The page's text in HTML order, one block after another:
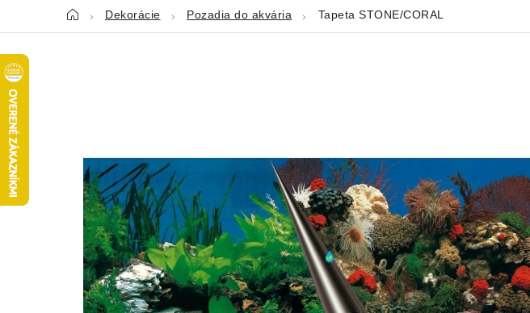
DomovDekorácie Pozadia do akvária Tapeta STONE/CORAL